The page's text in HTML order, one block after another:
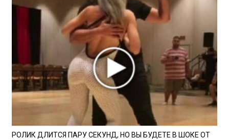
РОЛИК ДЛИТСЯ ПАРУ СЕКУНД, НО ВЫ БУДЕТЕ В ШОКЕ ОТ